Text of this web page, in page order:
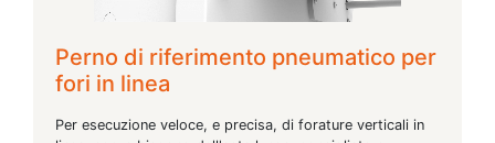
Perno di riferimento pneumatico per
fori in linea
Per esecuzione veloce, e precisa, di forature verticali in